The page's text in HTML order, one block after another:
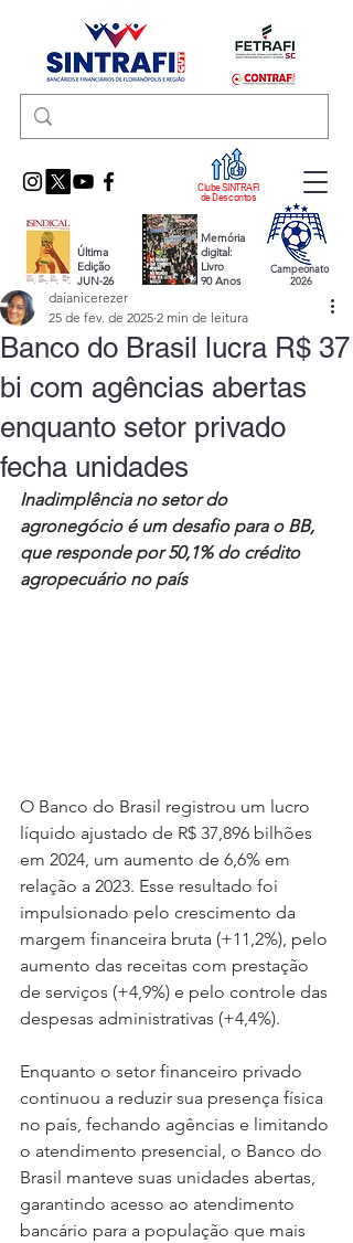
Clube SINTRAFI
de Descontos
Última
Edição
JUN-26
Memória
digital:
Livro
90 Anos
Campeonato
2026
Banco do Brasil lucra R$ 37
bi com agências abertas
enquanto setor privado
fecha unidades
daianicerezer
25 de fev. de 2025 2 min de leitura
Inadimplência no setor do
agronegócio é um desafio para o BB,
que responde por 50,1% do crédito
agropecuário no país
O Banco do Brasil registrou um lucro
líquido ajustado de R$ 37,896 bilhões
em 2024, um aumento de 6,6% em
relação a 2023. Esse resultado foi
impulsionado pelo crescimento da
margem financeira bruta (+11,2%), pelo
aumento das receitas com prestação
de serviços (+4,9%) e pelo controle das
despesas administrativas (+4,4%).
Enquanto o setor financeiro privado
continuou a reduzir sua presença física
no país, fechando agências e limitando
o atendimento presencial, o Banco do
Brasil manteve suas unidades abertas,
garantindo acesso ao atendimento
bancário para a população que mais